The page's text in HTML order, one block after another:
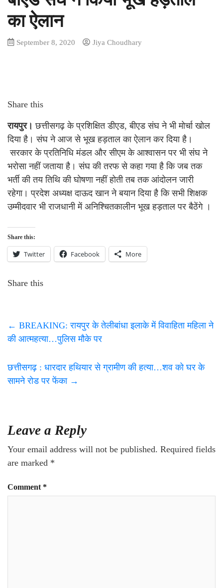
का ऐलान
September 8, 2020 Jiya Choudhary
Share this
रायपुर। छत्तीसगढ़ के प्रशिक्षित डीएड, बीएड संघ ने भी मोर्चा खोल
दिया है। संघ ने आज से भूख हड़ताल का ऐलान कर दिया है।
सरकार के प्रतिनिधि मंडल और सीएम के आश्वासन पर भी संघ ने
भरोसा नहीं जताया है। संघ की तरफ से कहा गया है कि जब तक
भर्ती की तय तिथि की घोषणा नहीं होती तब तक आंदोलन जारी
रहेगा। प्रदेश अध्यक्ष दाऊद खान ने बयान दिया है कि सभी शिक्षक
उम्मीदवार भी राजधानी में अनिश्चितकालीन भूख हड़ताल पर बैठेंगे ।
Share this:
Twitter Facebook More
Share this
← BREAKING: रायपुर के तेलीबांधा इलाके में विवाहिता महिला ने
की आत्महत्या…पुलिस मौके पर
छत्तीसगढ़ : धारदार हथियार से ग्रामीण की हत्या…शव को घर के
सामने रोड पर फेंका →
Leave a Reply
Your email address will not be published. Required fields
are marked *
Comment *